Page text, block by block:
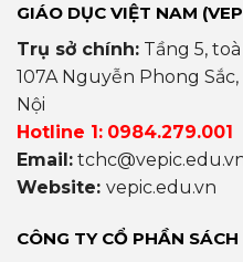
GIÁO DỤC VIỆT NAM
Trụ sở chính: Tầng 5,
107A Nguyễn Phong
Nội
Hotline 1: 0984.279.001
Email:
Website: vepic.edu.vn
CÔNG TY CỔ PHẦN